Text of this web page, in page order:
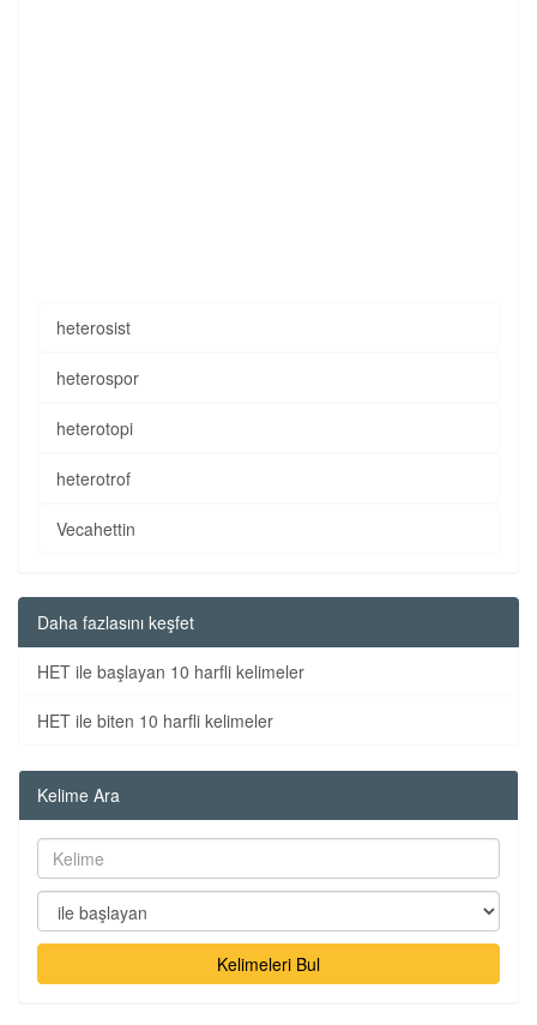
heterosist
heterospor
heterotopi
heterotrof
Vecahettin
Daha fazlasını keşfet
HET ile başlayan 10 harfli kelimeler
HET ile biten 10 harfli kelimeler
Kelime Ara
Kelimeleri Bul